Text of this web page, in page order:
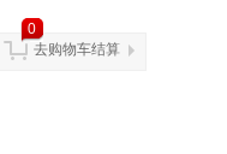
0
去购物车结算